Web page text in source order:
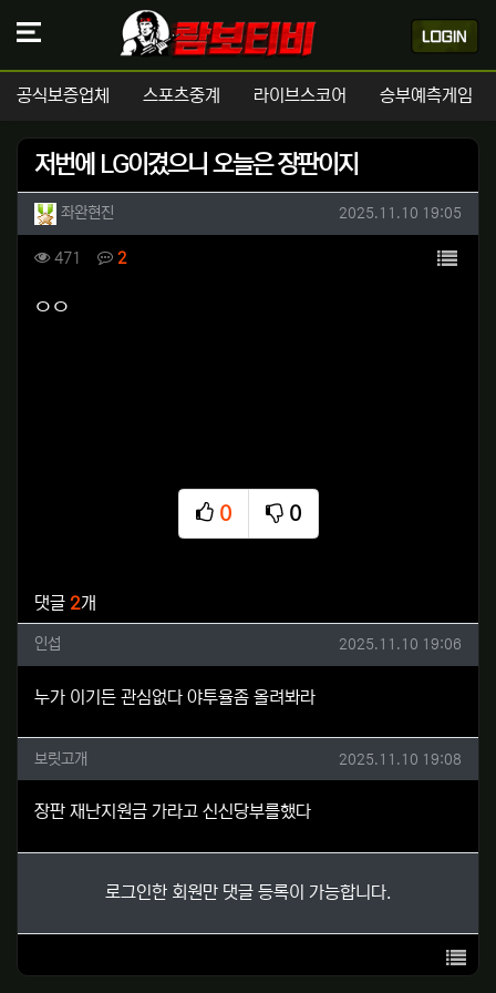
공식보증업체 스포츠중계 라이브스코어 승부예측게임
저번에 LG이겼으니 오늘은 장판이지
작성자 정보
좌완현진 작성일
2025.11.10 19:05
컨텐츠 정보
471 조회 2댓글 목록
본문
ㅇㅇ
0
추천
0
비추천
댓글 2개
인섭님의 댓글
인섭 작성일
2025.11.10 19:06
누가 이기든 관심없다 야투율좀 올려봐라
보릿고개님의 댓글
보릿고개 작성일
2025.11.10 19:08
장판 재난지원금 가라고 신신당부를했다
로그인한 회원만 댓글 등록이 가능합니다.
목록